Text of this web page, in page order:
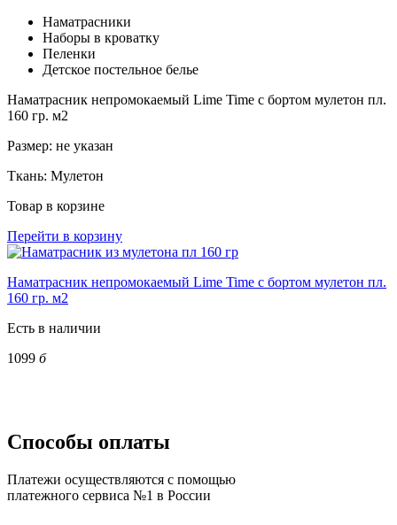
Наматрасники
Наборы в кроватку
Пеленки
Детское постельное белье
Наматрасник непромокаемый Lime Time с бортом мулетон пл.
160 гр. м2
Размер: не указан
Ткань: Мулетон
Товар в корзине
Перейти в корзину
Наматрасник непромокаемый Lime Time с бортом мулетон пл.
160 гр. м2
Есть в наличии
1099 б
Способы оплаты
Платежи осуществляются с помощью
платежного сервиса №1 в России